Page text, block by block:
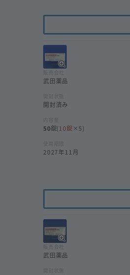
武田薬品
開封済み
50 (10 ×5)
2027年11月
武田薬品